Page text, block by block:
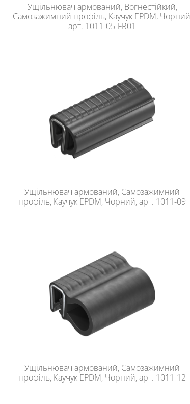
Ущільнювач армований, Вогнестійкий,
Самозажимний профіль, Каучук EPDM,
арт. 1011-05-FR01
Ущільнювач армований, Самозажимний
профіль, Каучук EPDM, Чорний, арт. 1011-09
Ущільнювач армований, Самозажимний
профіль, Каучук EPDM, Чорний, арт. 1011-12